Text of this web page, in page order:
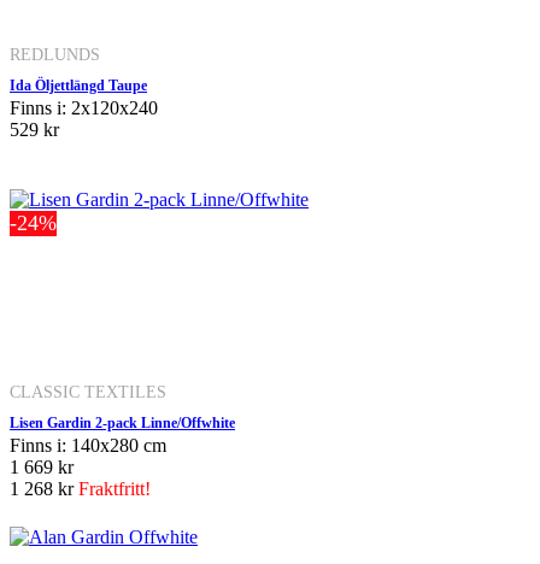
REDLUNDS
Ida Öljettlängd Taupe
Finns i: 2x120x240
529 kr
-24%
CLASSIC TEXTILES
Lisen Gardin 2-pack Linne/Offwhite
Finns i: 140x280 cm
1 669 kr
1 268 krFraktfritt!